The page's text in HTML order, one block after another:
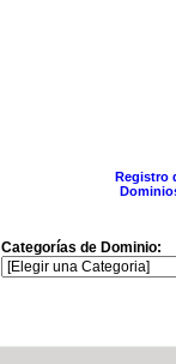
Registro
Categorías de Dominio: